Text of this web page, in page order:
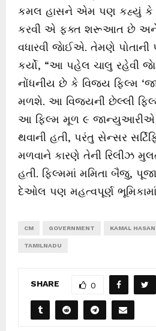
કમલ હાસને એમ પણ કહ્યું કે
કરવી એ ફક્ત શરૂઆત છે
વધારવી જાેઈએ. તેમણે
કર્યો, “આ પહેલ ચાલુ રહેવી
નોંધનીય છે કે વિજય ફિલ્મ
મળશે. આ વિજયની છેલ્લી
આ ફિલ્મ મૂળ ૯ જાન્યુઆરીએ
થવાની હતી, પરંતુ સેન્સર
મળવાને કારણે તેની રિલીઝ
હતી. ફિલ્મમાં મમિતા બૈજુ,
દેઓલ પણ મહત્વપૂર્ણ
CM GOVERNMENT KAMAL HASAN
TAMILNADU
SHARE 0